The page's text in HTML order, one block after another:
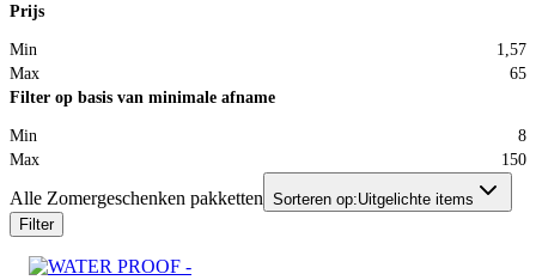
Prijs
Min
1,57
Max
65
Filter op basis van minimale afname
Min
8
Max
150
Alle Zomergeschenken pakketten Sorteren op:Uitgelichte items
Filter